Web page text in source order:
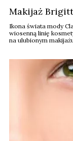
Makijaż
Ikona świata mody
wiosenną linię
na ulubionym